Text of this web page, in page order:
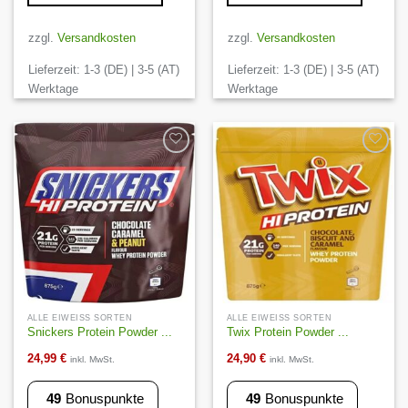
Produkt
mehrere
Varianten
auf.
Die
Optionen
können
auf
der
Produktseite
gewählt
werden
zzgl. Versandkosten
Lieferzeit: 1-3 (DE) | 3-5 (AT)
Werktage
Produkt
mehrere
Varianten
auf.
Die
können
auf
der
Produktseite
gewählt
werden
zzgl. Versandkosten
Lieferzeit: 1-3 (DE) | 3-5 (AT)
Werktage
Auf die
Wunschliste
ALLE EIWEISS SORTEN
Snickers Protein Powder ...
24,99 € inkl. MwSt.
49 Bonuspunkte
Auf die
Wunschliste
ALLE EIWEISS SORTEN
Twix Protein Powder ...
24,90 € inkl. MwSt.
49 Bonuspunkte